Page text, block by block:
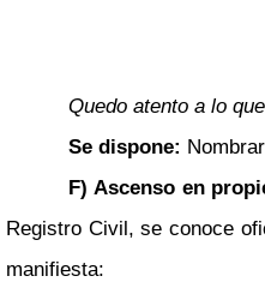
Quedo atento a lo
Se dispone:
F) Ascenso en
Registro Civil, se conoce
manifiesta: